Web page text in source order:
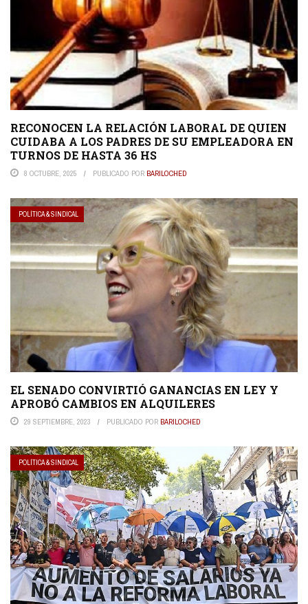
RECONOCEN LA RELACIÓN LABORAL DE QUIEN
CUIDABA A LOS PADRES DE SU EMPLEADORA EN
TURNOS DE HASTA 36 HS
8 OCTUBRE, 2025 PUBLICADO POR BARILOCHED
POLÍTICA & SINDICAL
EL SENADO CONVIRTIÓ GANANCIAS EN LEY Y
APROBÓ CAMBIOS EN ALQUILERES
29 SEPTIEMBRE, 2023 PUBLICADO POR BARILOCHED
POLÍTICA & SINDICAL